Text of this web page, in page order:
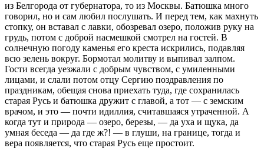
из Белгорода от губернатора, то из Москвы. Батюшка много
говорил, но и сам любил послушать. И перед тем, как махнуть
стопку, он вставал с лавки, обозревал озеро, положив руку на
грудь, потом с доброй насмешкой смотрел на гостей. В
солнечную погоду каменья его креста искрились, подавляя
всю зелень вокруг. Бормотал молитву и выпивал залпом.
Гости всегда уезжали с добрым чувством, с умиленными
лицами, и слали потом отцу Сергию поздравления по
праздникам, обещая снова приехать туда, где сохранилась
старая Русь и батюшка дружит с главой, а тот — с земским
врачом, и это — почти идиллия, считавшаяся утраченной. А
когда тут и природа — озеро, березы, — да уха и щука, да
умная беседа — да где ж?! — в глуши, на границе, тогда и
вера появляется, что старая Русь еще простоит.